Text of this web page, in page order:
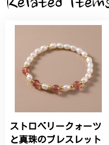
2025/09/19
こちらの要望にもスムー
商品を受け取れました
2025/07/27
ストロベリークォーツ
と真珠のブレスレット